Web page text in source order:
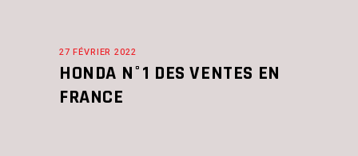
27 FÉVRIER 2022
HONDA N°1 DES VENTES EN
FRANCE